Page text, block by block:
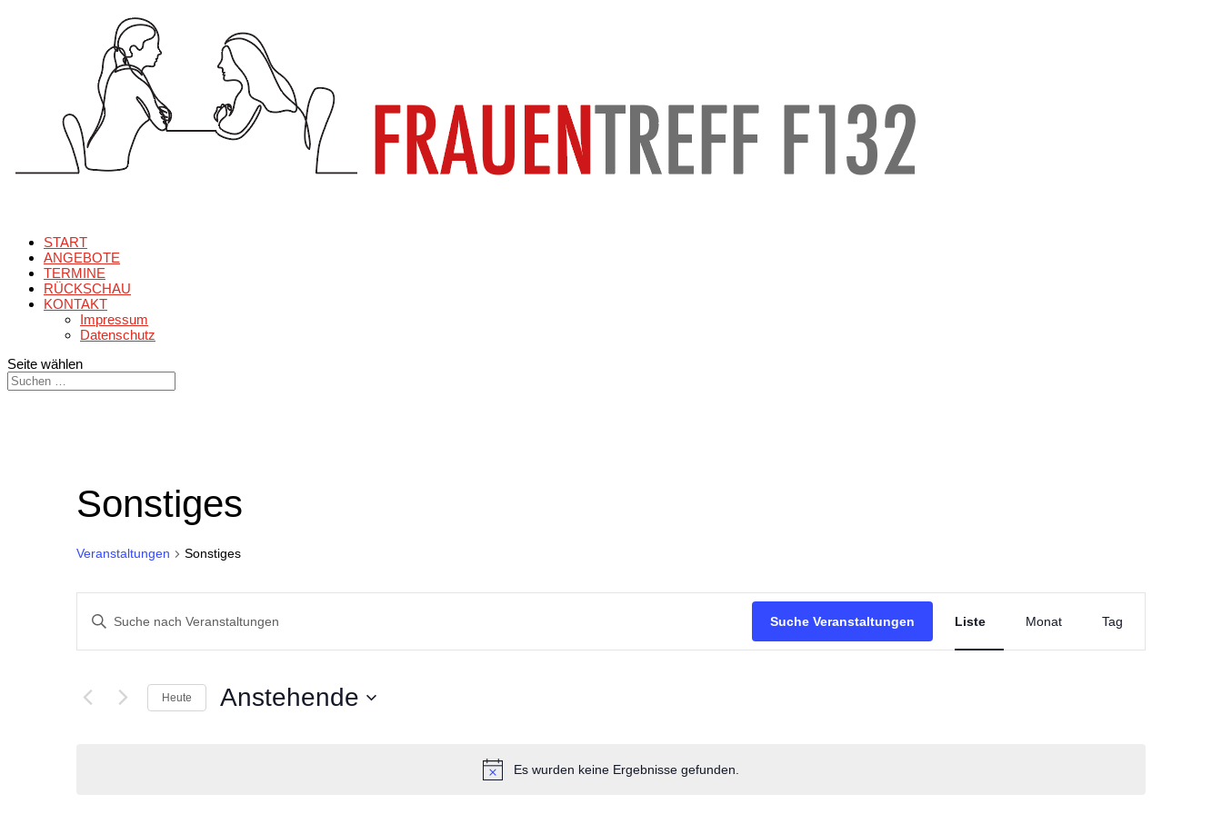
START
ANGEBOTE
TERMINE
RÜCKSCHAU
KONTAKT
Impressum
Datenschutz
Seite wählen
Hinweis
Es wurden keine Ergebnisse gefunden.
Sonstiges
Veranstaltungen Sonstiges
Suche
und
Navigation
Bitte
Schlüsselwort
Veranstaltungen
Schlüsselwort.
Suche Veranstaltungen
Ansichten-
Tag
Heute Anstehende